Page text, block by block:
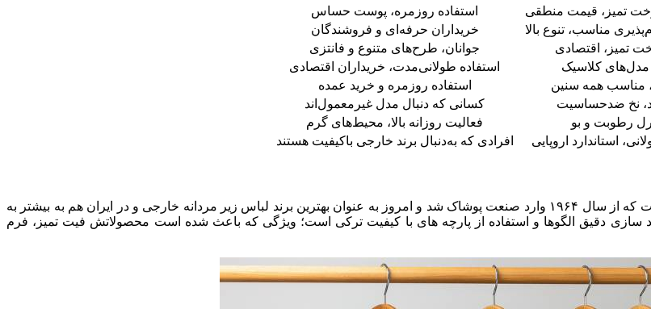
تمیز، قیمت منطقی
استفاده روزمره، پوست حساس
مناسب، تنوع بالا
خریداران حرفه‌ای و فروشندگان
تمیز، اقتصادی
جوانان، طرح‌های متنوع و فانتزی
مدل‌های کلاسیک
استفاده طولانی‌مدت، خریداران اقتصادی
مناسب همه سنین
استفاده روزمره و خرید عمده
نخ ضدحساسیت
کسانی که دنبال مدل غیرمعمول‌اند
رطوبت و بو
فعالیت روزانه بالا، محیط‌های گرم
استاندارد اروپایی افرادی که به‌دنبال برند خارجی باکیفیت هستند
برند 1Inci یکی از قدیمی‌ترین و معتبرترین تولیدکنندگان ترک در حوزه لباس زیر است که از سال ۱۹۶۴ وارد صنعت پوشاک شد و امروز به‌ عنوان بهترین برند لباس زیر مردانه خارجی و در ایران هم به بیشتر به
سازی دقیق الگوها و استفاده از پارچه‌ های با کیفیت ترکی است؛ ویژگی که باعث شده است محصولاتش فیت تمیز، فرم